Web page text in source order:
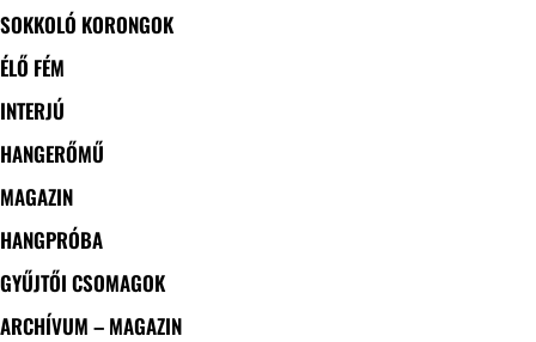
SOKKOLÓ KORONGOK
ÉLŐ FÉM
INTERJÚ
HANGERŐMŰ
MAGAZIN
HANGPRÓBA
GYŰJTŐI CSOMAGOK
ARCHÍVUM – MAGAZIN